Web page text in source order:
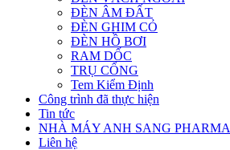
ĐÈN ÂM ĐẤT
ĐÈN GHIM CỎ
ĐÈN HỒ BƠI
RAM DỐC
TRỤ CỔNG
Tem Kiểm Định
Công trình đã thực hiện
Tin tức
NHÀ MÁY ANH SANG PHARMA
Liên hệ